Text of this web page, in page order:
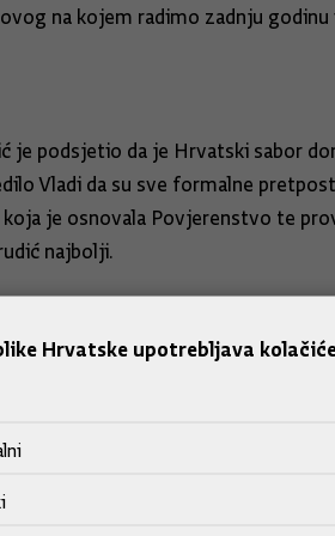
na kojem radimo zadnju
podsjetio da je Hrvatski sabor
Vladi da su sve formalne
je osnovala Povjerenstvo te
najbolji.
niti će, u konačnici, utjecati na
još uvijek je na snazi i još uvijek
Hrvatske upotrebljava